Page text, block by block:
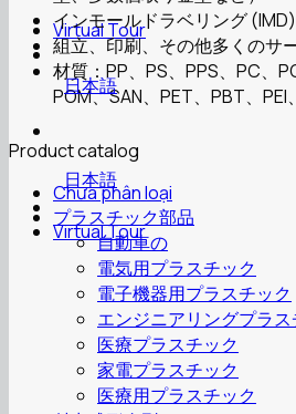
Virtual Tour
日本語
日本語
Virtual Tour
インモールドラベリング (IMD)
組立、印刷、その他多くのサ
材質：PP、PS、PPS、PC、
POM、SAN、PET、PBT、PEI
Product catalog
Chưa phân loại
プラスチック部品
自動車の
電気用プラスチック
電子機器用プラスチック
エンジニアリングプラス
医療プラスチック
家電プラスチック
医療用プラスチック